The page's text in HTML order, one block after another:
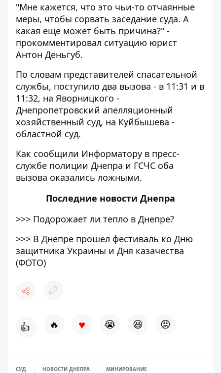
"Мне кажется, что это чьи-то отчаянные
меры, чтобы сорвать заседание суда. А
какая еще может быть причина?" -
прокомментировал ситуацию юрист
Антон Деньгуб.
По словам представителей спасательной
службы, поступило два вызова - в 11:31 и в
11:32, на Яворницкого -
Днепропетровский апелляционный
хозяйственный суд, на Куйбышева -
областной суд.
Как сообщили Информатору в пресс-
службе полиции Днепра и ГСЧС оба
вызова оказались ложными.
Последние новости Днепра
>>> Подорожает ли тепло в Днепре?
>>> В Днепре прошел фестиваль ко Дню
защитника Украины и Дня казачества
(ФОТО)
👍 🔥 ♥ 😭 😆 😡
СУД НОВОСТИ ДНЕПРА МИНИРОВАНИЕ